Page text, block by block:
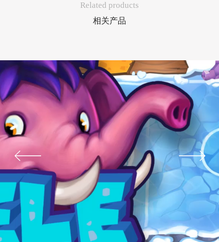
Related products
相关产品